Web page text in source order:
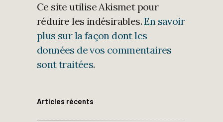
Ce site utilise Akismet pour
réduire les indésirables.En savoir
plus sur la façon dont les
données de vos commentaires
sont traitées.
Articles récents